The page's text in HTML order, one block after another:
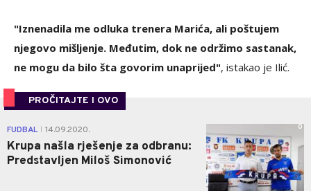
"Iznenadila me odluka trenera Marića, ali poštujem
njegovo mišljenje. Međutim, dok ne održimo sastanak,
ne mogu da bilo šta govorim unaprijed", istakao je Ilić.
PROČITAJTE I OVO
FUDBAL 14.09.2020.
Krupa našla rješenje za odbranu:
Predstavljen Miloš Simonović
0